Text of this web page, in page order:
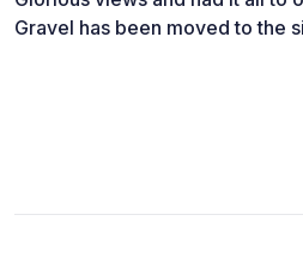
Gravel has been moved to the